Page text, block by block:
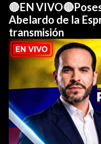
🔴EN
Abelardo de la
transmisión